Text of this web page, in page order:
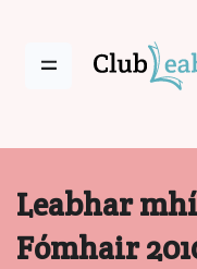
Leabhar
Fómhair